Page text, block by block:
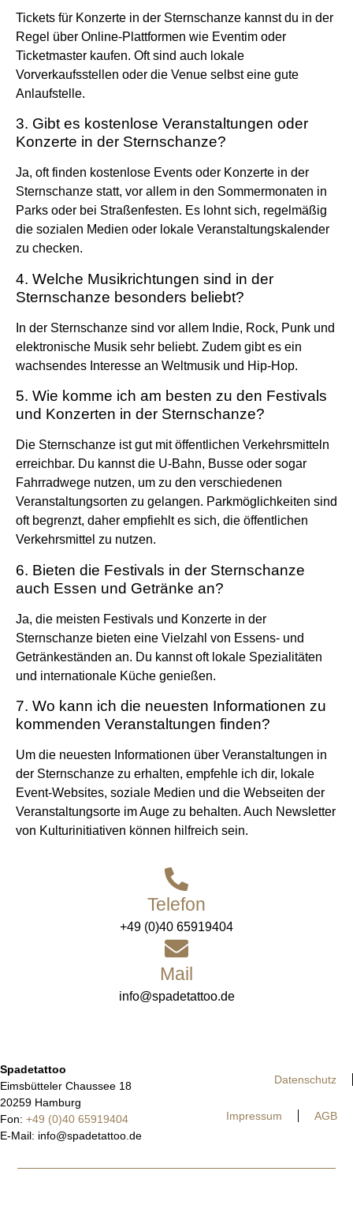
Tickets für Konzerte in der Sternschanze kannst du in der
Regel über Online-Plattformen wie Eventim oder
Ticketmaster kaufen. Oft sind auch lokale
Vorverkaufsstellen oder die Venue selbst eine gute
Anlaufstelle.
3. Gibt es kostenlose Veranstaltungen oder
Konzerte in der Sternschanze?
Ja, oft finden kostenlose Events oder Konzerte in der
Sternschanze statt, vor allem in den Sommermonaten in
Parks oder bei Straßenfesten. Es lohnt sich, regelmäßig
die sozialen Medien oder lokale Veranstaltungskalender
zu checken.
4. Welche Musikrichtungen sind in der
Sternschanze besonders beliebt?
In der Sternschanze sind vor allem Indie, Rock, Punk und
elektronische Musik sehr beliebt. Zudem gibt es ein
wachsendes Interesse an Weltmusik und Hip-Hop.
5. Wie komme ich am besten zu den Festivals
und Konzerten in der Sternschanze?
Die Sternschanze ist gut mit öffentlichen Verkehrsmitteln
erreichbar. Du kannst die U-Bahn, Busse oder sogar
Fahrradwege nutzen, um zu den verschiedenen
Veranstaltungsorten zu gelangen. Parkmöglichkeiten sind
oft begrenzt, daher empfiehlt es sich, die öffentlichen
Verkehrsmittel zu nutzen.
6. Bieten die Festivals in der Sternschanze
auch Essen und Getränke an?
Ja, die meisten Festivals und Konzerte in der
Sternschanze bieten eine Vielzahl von Essens- und
Getränkeständen an. Du kannst oft lokale Spezialitäten
und internationale Küche genießen.
7. Wo kann ich die neuesten Informationen zu
kommenden Veranstaltungen finden?
Um die neuesten Informationen über Veranstaltungen in
der Sternschanze zu erhalten, empfehle ich dir, lokale
Event-Websites, soziale Medien und die Webseiten der
Veranstaltungsorte im Auge zu behalten. Auch Newsletter
von Kulturinitiativen können hilfreich sein.
Telefon
+49 (0)40 65919404
Mail
info@spadetattoo.de
Spadetattoo
Eimsbütteler Chaussee 18
20259 Hamburg
Fon: +49 (0)40 65919404
E-Mail: info@spadetattoo.de
Datenschutz
Impressum AGB